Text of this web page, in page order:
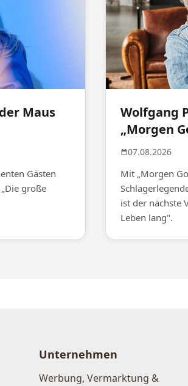
Maus
Gästen
große
Wolfgang
„Morgen
07.08.2026
Mit „Morgen
ist der nächste
Leben lang".
Unternehmen
Werbung, Vermarktung &